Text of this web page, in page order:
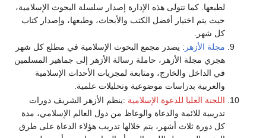
لطبعها. كما تتولى هذه الإدارة إصدار سلسلة البحوث الإسلامية،
حيث يتم اختيار أفضل الكتب والأبحاث، وطبعها، وإصدار كتاب
كل شهر.
مجلة الأزهر : يصدر مجمع البحوث الإسلامية في مطلع كل شهر
هجري مجلة الأزهر، حاملة رسالة الأزهر إلى جماهير المسلمين
في الداخل والخارج، ومتابعة لمجريات الأحداث الإسلامية
والعربية بدراسات موضوعية وتحليلات علمية.
اللجنة العليا للدعوة الإسلامية :ينظم الأزهر الشريف دورات
تدريبية للائمة والدعاة والوعاظ من دول العالم الإسلامي، مدة
كل دورة ثلاث أشهر، يتم خلالها تدريب هؤلاء الدعاة على طرق